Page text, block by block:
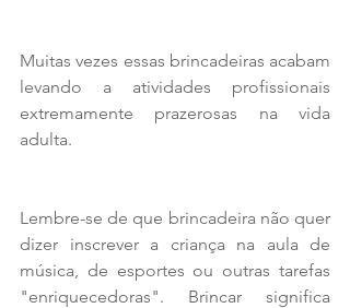
Muitas vezes essas brincadeiras acabam
levando a atividades profissionais
extremamente prazerosas na vida
adulta.
Lembre-se de que brincadeira não quer
dizer inscrever a criança na aula de
música, de esportes ou outras tarefas
"enriquecedoras". Brincar significa